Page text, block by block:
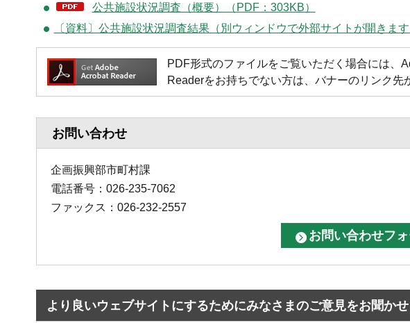
公共施設状況調査（概要）（PDF：303KB）
〔資料〕公共施設状況調査結果（別ウィンドウで外部サイトが開きます
PDF形式のファイルをご覧いただく場合には、
Readerをお持ちでない方は、バナーのリンク先
お問い合わせ
企画振興部市町村課
電話番号：026-235-7062
ファックス：026-232-2557
より良いウェブサイトにするためにみなさまのご意見をお聞か